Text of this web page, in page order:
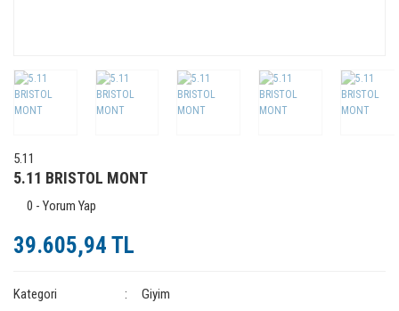
5.11
5.11 BRISTOL MONT
0 - Yorum Yap
39.605,94 TL
Kategori
Giyim